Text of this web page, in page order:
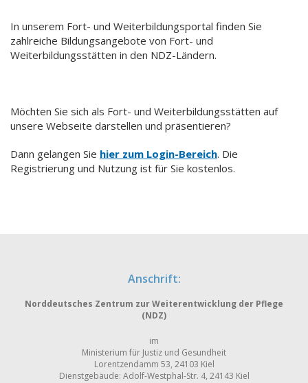
In unserem Fort- und Weiterbildungsportal finden Sie
zahlreiche Bildungsangebote von Fort- und
Weiterbildungsstätten in den NDZ-Ländern.
Möchten Sie sich als Fort- und Weiterbildungsstätten auf
unsere Webseite darstellen und präsentieren?
Dann gelangen Sie hier zum Login-Bereich. Die
Registrierung und Nutzung ist für Sie kostenlos.
Anschrift:
Norddeutsches Zentrum zur Weiterentwicklung der Pflege
(NDZ)
im
Ministerium für Justiz und Gesundheit
Lorentzendamm 53, 24103 Kiel
Dienstgebäude: Adolf-Westphal-Str. 4, 24143 Kiel